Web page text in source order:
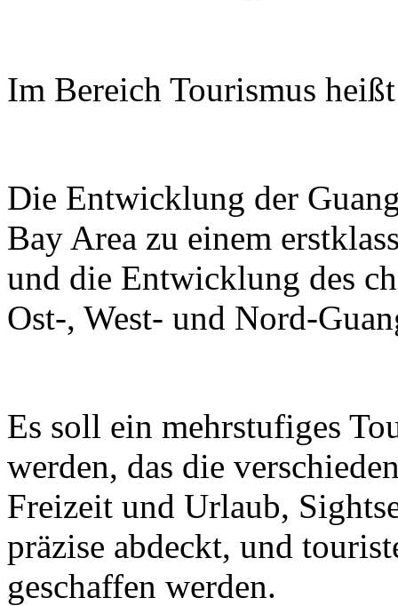
Im Bereich Tourismus
Die Entwicklung der
Bay Area zu einem
und die Entwicklung des
Ost-, West- und Nord-
Es soll ein mehrstufiges
werden, das die
Freizeit und Urlaub,
präzise abdeckt, und
geschaffen werden.